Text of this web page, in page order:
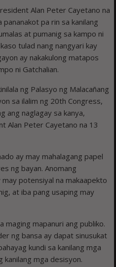
Alan Peter Cayetano na
pa rin sa kanilang
at pumanig sa kampo ni
tulad nang nangyari kay
ay nakakulong matapos
ni Gatchalian.
ng Palasyo ng Malacañang
sa ilalim ng 20th Congress,
ang naglagay sa kanya,
Alan Peter Cayetano na 13
ay may mahalagang papel
ng bayan. Anomang
potensiyal na makaapekto
at iba pang usaping may
maging mapanuri ang publiko.
ng bansa ay dapat sinusukat
kundi sa kanilang mga
kanilang mga desisyon.